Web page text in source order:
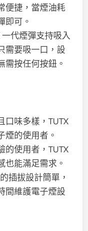
便捷，當煙油耗
即可。
一代煙彈支持吸入
需要吸一口，設
需按任何按鈕。
口味多樣，TUTX
煙的使用者。
的使用者，TUTX
也能滿足需求。
插拔設計簡單，
間維護電子煙設